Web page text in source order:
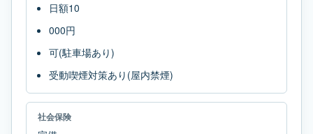
日額10
000円
可(駐車場あり)
受動喫煙対策あり(屋内禁煙)
社会保険